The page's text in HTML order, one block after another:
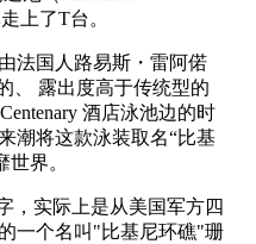
上了T台。
法国人路易斯・雷阿偌
、 露出度高于传统型的
酒店泳池边的时
潮将这款泳装取名“比基
界。
，实际上是从美国军方四
一个名叫"比基尼环礁"珊